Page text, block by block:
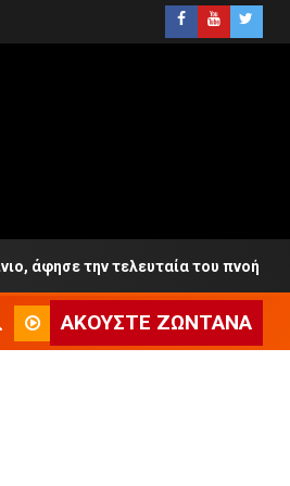
την τελευταία του πνοή σε ηλικία
ΑΚΟΎΣΤΕ ΖΩΝΤΑΝΆ